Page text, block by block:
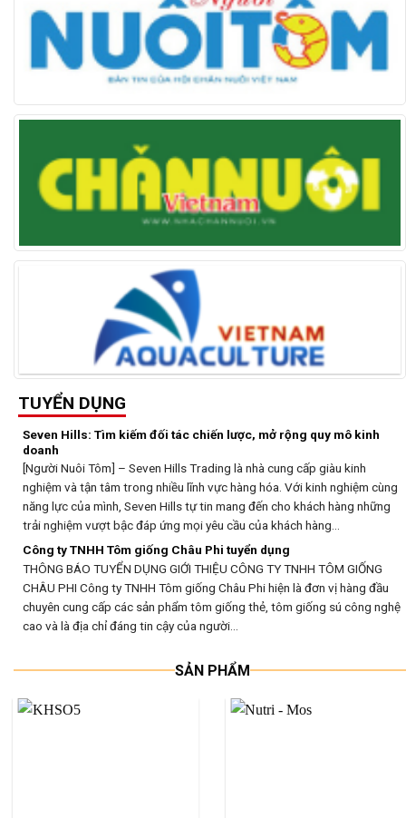
TUYỂN DỤNG
Seven Hills: Tìm kiếm đối tác chiến lược, mở rộng quy mô kinh
doanh
[Người Nuôi Tôm] – Seven Hills Trading là nhà cung cấp giàu kinh
nghiệm và tận tâm trong nhiều lĩnh vực hàng hóa. Với kinh nghiệm cùng
năng lực của mình, Seven Hills tự tin mang đến cho khách hàng những
trải nghiệm vượt bậc đáp ứng mọi yêu cầu của khách hàng...
Công ty TNHH Tôm giống Châu Phi tuyển dụng
THÔNG BÁO TUYỂN DỤNG GIỚI THIỆU CÔNG TY TNHH TÔM GIỐNG
CHÂU PHI Công ty TNHH Tôm giống Châu Phi hiện là đơn vị hàng đầu
chuyên cung cấp các sản phẩm tôm giống thẻ, tôm giống sú công nghệ
cao và là địa chỉ đáng tin cậy của người...
SẢN PHẨM